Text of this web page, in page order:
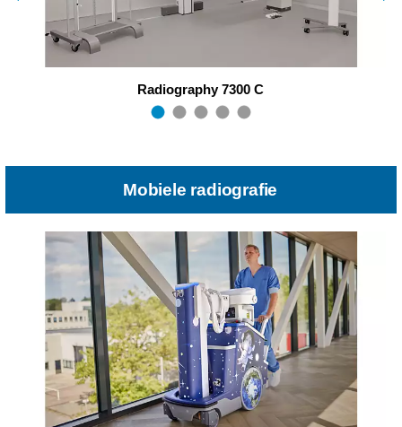
Radiography 7300 C
Mobiele radiografie